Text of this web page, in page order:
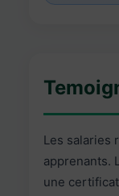
Les salaries
apprenants.
une